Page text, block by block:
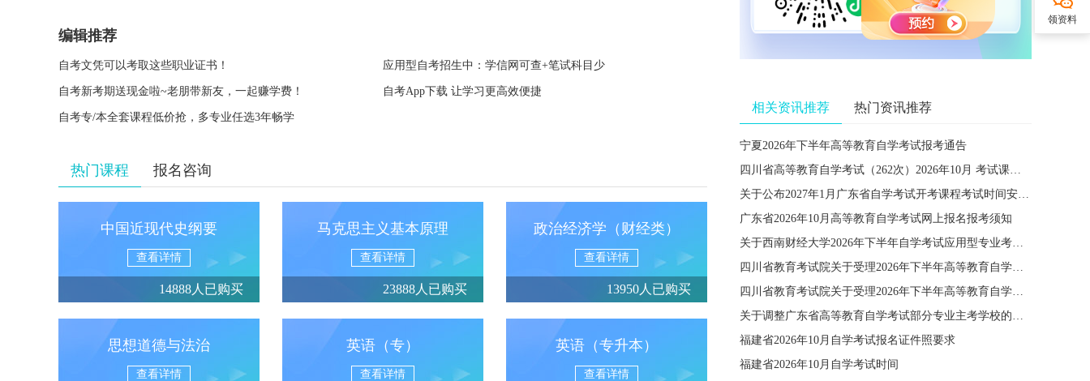
编辑推荐
自考文凭可以考取这些职业证书！ 应用型自考招生中：学信网可查+笔试科目少
自考新考期送现金啦~老朋带新友，一起赚学费！ 自考App下载 让学习更高效便捷
自考专/本全套课程低价抢，多专业任选3年畅学
热门课程 报名咨询
中国近现代史纲要
查看详情
14888人已购买
马克思主义基本原理
查看详情
23888人已购买
政治经济学（财经类）
查看详情
13950人已购买
思想道德与法治
查看详情
英语（专）
查看详情
英语（专升本）
查看详情
相关资讯推荐 热门资讯推荐
宁夏2026年下半年高等教育自学考试报考通告
四川省高等教育自学考试（262次）2026年10月 考试课程简表
关于公布2027年1月广东省自学考试开考课程考试时间安排和使用教材的通知
广东省2026年10月高等教育自学考试网上报名报考须知
关于西南财经大学2026年下半年自学考试应用型专业考籍更改办理的通知
四川省教育考试院关于受理2026年下半年高等教育自学考试省际转考申请的通告
四川省教育考试院关于受理2026年下半年高等教育自学考试考籍更改申请的通告
关于调整广东省高等教育自学考试部分专业主考学校的通知
福建省2026年10月自学考试报名证件照要求
福建省2026年10月自学考试时间
领资料